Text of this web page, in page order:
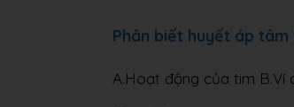
Phân biết huyết áp
A.Hoạt động của tim B.Ví